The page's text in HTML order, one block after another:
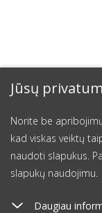
Jūsų
Norite be
kad viskas veiktų
naudoti slapukus.
slapukų naudojimu.
Daugiau